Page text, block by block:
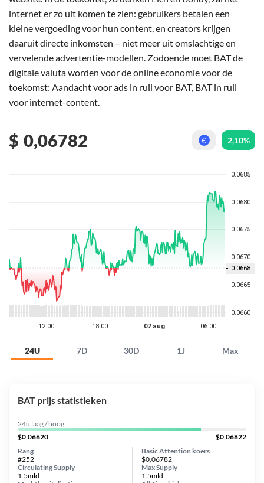
internet er zo uit komen te zien: gebruikers betalen een
kleine vergoeding voor hun content, en creators krijgen
daaruit directe inkomsten – niet meer uit omslachtige en
vervelende advertentie-modellen. Zodoende moet BAT de
digitale valuta worden voor de online economie voor de
toekomst: Aandacht voor ads in ruil voor BAT, BAT in ruil
voor internet-content.
$ 0,06782 € 2,10%
24U 7D 30D 1J Max
BAT prijs statistieken
24u laag / hoog
$0,06620
$0,06822
Basic Attention koers
$0,06782
Circulating Supply
1.5mld
Max Supply
1.5mld
Rang
#252